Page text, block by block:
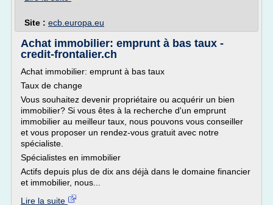
Site : ecb.europa.eu
Achat immobilier: emprunt à bas taux -
credit-frontalier.ch
Achat immobilier: emprunt à bas taux
Taux de change
Vous souhaitez devenir propriétaire ou acquérir un bien
immobilier? Si vous êtes à la recherche d'un emprunt
immobilier au meilleur taux, nous pouvons vous conseiller
et vous proposer un rendez-vous gratuit avec notre
spécialiste.
Spécialistes en immobilier
Actifs depuis plus de dix ans déjà dans le domaine financier
et immobilier, nous...
Lire la suite